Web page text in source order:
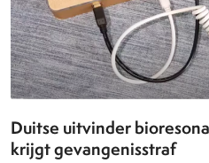
Duitse uitvinder
krijgt gevangenisstraf